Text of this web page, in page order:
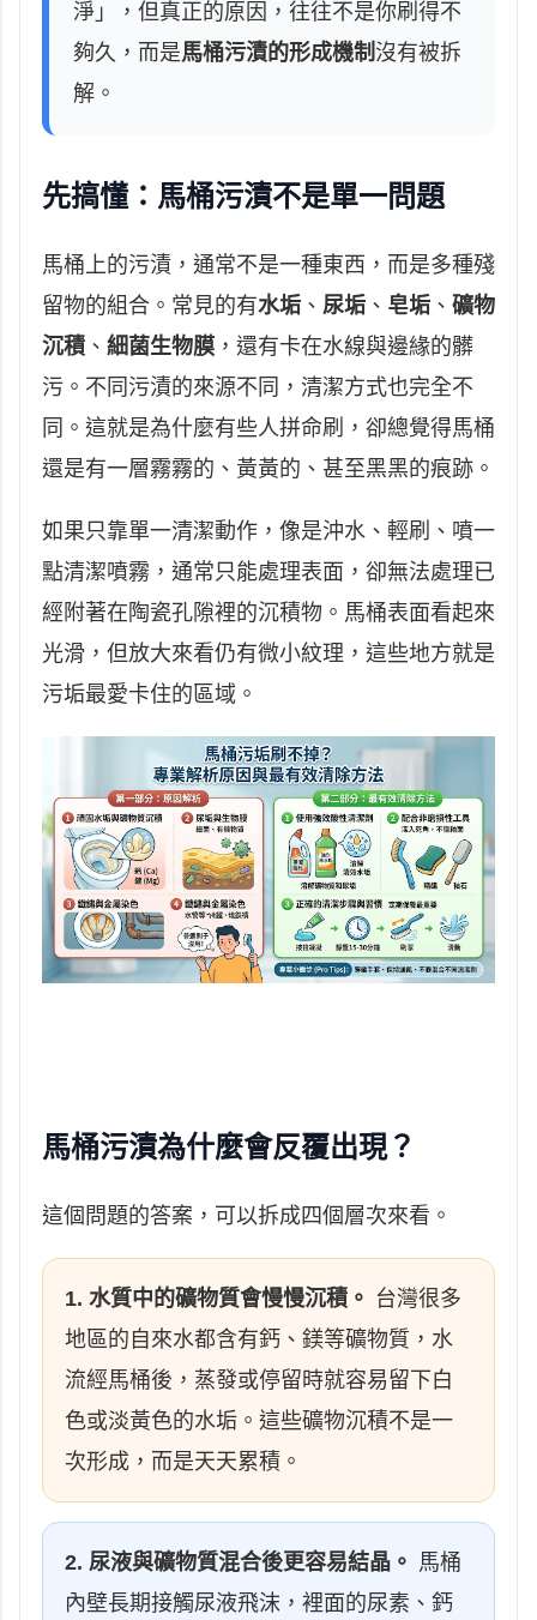
淨」，但真正的原因，往往不是你刷得不
夠久，而是馬桶污漬的形成機制沒有被拆
解。
先搞懂：馬桶污漬不是單一問題
馬桶上的污漬，通常不是一種東西，而是多種殘
留物的組合。常見的有水垢 、 尿垢 、 皂垢 、 礦物
沉積 、 細菌生物膜 ，還有卡在水線與邊緣的髒
污。不同污漬的來源不同，清潔方式也完全不
同。這就是為什麼有些人拼命刷，卻總覺得馬桶
還是有一層霧霧的、黃黃的、甚至黑黑的痕跡。
如果只靠單一清潔動作，像是沖水、輕刷、噴一
點清潔噴霧，通常只能處理表面，卻無法處理已
經附著在陶瓷孔隙裡的沉積物。馬桶表面看起來
光滑，但放大來看仍有微小紋理，這些地方就是
污垢最愛卡住的區域。
馬桶污漬為什麼會反覆出現？
這個問題的答案，可以拆成四個層次來看。
1. 水質中的礦物質會慢慢沉積。 台灣很多
地區的自來水都含有鈣、鎂等礦物質，水
流經馬桶後，蒸發或停留時就容易留下白
色或淡黃色的水垢。這些礦物沉積不是一
次形成，而是天天累積。
2. 尿液與礦物質混合後更容易結晶。 馬桶
內壁長期接觸尿液飛沫，裡面的尿素、鈣